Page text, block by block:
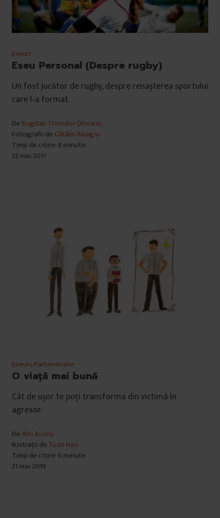
Eseuri
Eseu Personal (Despre rugby)
Un fost jucător de rugby, despre renașterea sportului
care l‑a format.
De Bogdan Theodor Olteanu
Fotografii de Cătălin Abagiu
Timp de citire: 8 minute
22 mai 2011
Eseuri,Parteneriate
O viață mai bună
Cât de ușor te poți transforma din victimă în
agresor.
DeAlin Boeru
Ilustrații de Tuan Nini
Timp de citire: 6 minute
21 mai 2019